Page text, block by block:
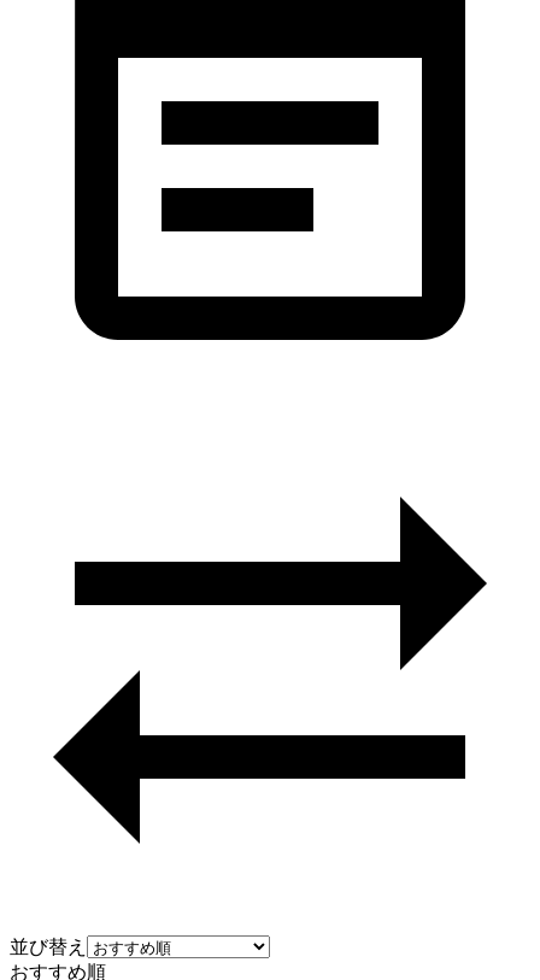
並び替え
おすすめ順